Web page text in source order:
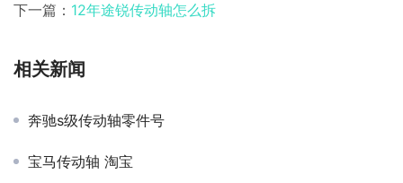
下一篇： 12年途锐传动轴怎么拆
相关新闻
奔驰s级传动轴零件号
宝马传动轴 淘宝